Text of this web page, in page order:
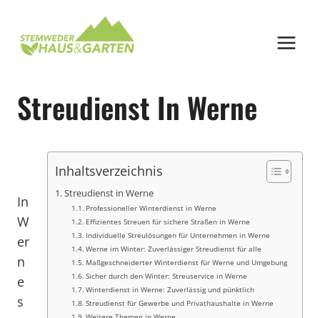
springen
Streudienst In Werne
Inhaltsverzeichnis
Streudienst in Werne
Professioneller Winterdienst in Werne
Effizientes Streuen für sichere Straßen in Werne
Individuelle Streulösungen für Unternehmen in Werne
Werne im Winter: Zuverlässiger Streudienst für alle
Maßgeschneiderter Winterdienst für Werne und Umgebung
Sicher durch den Winter: Streuservice in Werne
Winterdienst in Werne: Zuverlässig und pünktlich
Streudienst für Gewerbe und Privathaushalte in Werne
In
W
er
n
e
s